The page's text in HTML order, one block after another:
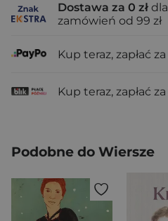
Dostawa za 0 zł dla
zamówień od 99 zł
Kup teraz, zapłać za
Kup teraz, zapłać za
Podobne do Wiersze